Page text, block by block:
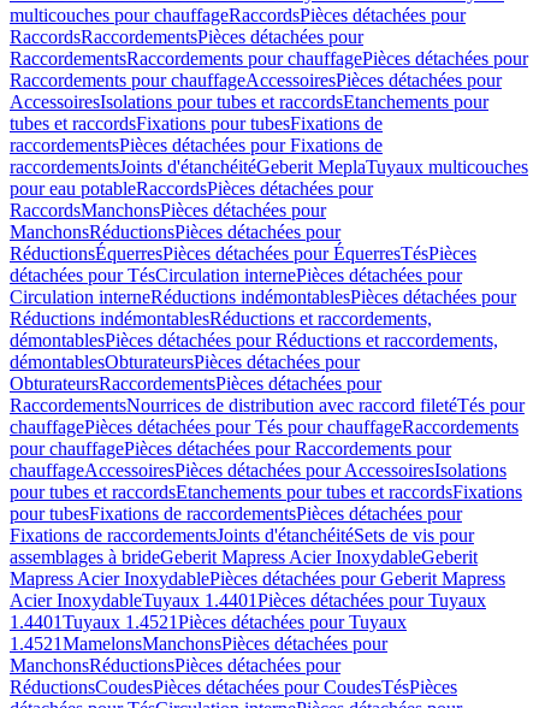
multicouches pour chauffageRaccordsPièces détachées pour
RaccordsRaccordementsPièces détachées pour
RaccordementsRaccordements pour chauffagePièces détachées pour
Raccordements pour chauffageAccessoiresPièces détachées pour
AccessoiresIsolations pour tubes et raccordsEtanchements pour
tubes et raccordsFixations pour tubesFixations de
raccordementsPièces détachées pour Fixations de
raccordementsJoints d'étanchéitéGeberit MeplaTuyaux multicouches
pour eau potableRaccordsPièces détachées pour
RaccordsManchonsPièces détachées pour
ManchonsRéductionsPièces détachées pour
RéductionsÉquerresPièces détachées pour ÉquerresTésPièces
détachées pour TésCirculation internePièces détachées pour
Circulation interneRéductions indémontablesPièces détachées pour
Réductions indémontablesRéductions et raccordements,
démontablesPièces détachées pour Réductions et raccordements,
démontablesObturateursPièces détachées pour
ObturateursRaccordementsPièces détachées pour
RaccordementsNourrices de distribution avec raccord filetéTés pour
chauffagePièces détachées pour Tés pour chauffageRaccordements
pour chauffagePièces détachées pour Raccordements pour
chauffageAccessoiresPièces détachées pour AccessoiresIsolations
pour tubes et raccordsEtanchements pour tubes et raccordsFixations
pour tubesFixations de raccordementsPièces détachées pour
Fixations de raccordementsJoints d'étanchéitéSets de vis pour
assemblages à brideGeberit Mapress Acier InoxydableGeberit
Mapress Acier InoxydablePièces détachées pour Geberit Mapress
Acier InoxydableTuyaux 1.4401Pièces détachées pour Tuyaux
1.4401Tuyaux 1.4521Pièces détachées pour Tuyaux
1.4521MamelonsManchonsPièces détachées pour
ManchonsRéductionsPièces détachées pour
RéductionsCoudesPièces détachées pour CoudesTésPièces